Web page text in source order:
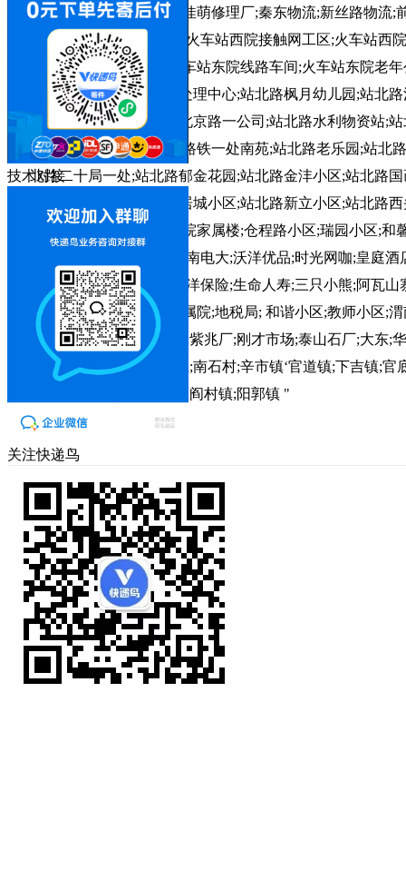
华夏修理厂;立新修理厂;佳萌修理厂;秦东物流;新丝路物流
校;金花宾馆;火车站西院;火车站西院接触网工区;火车站
应急通道;火车站东院;火车站东院线路车间;火车站东院老
三公司;站北路西边交通处理中心;站北路枫月幼儿园;站北
公才厂北院;站北路中铁北京路一公司;站北路水利物资站;
区;站北路运通花园;站北路铁一处南苑;站北路老乐园;站北
北路二十局一处;站北路郁金花园;站北路金沣小区;站北路
路工材厂子院;站北路莲居城小区;站北路新立小区;站北路
大学生洗浴;巨浪网吧;师院家属楼;仓程路小区;瑞园小区;
育馆;高管局;邮政小区;渭南电大;沃洋优品;时光网咖;皇庭
家;国税局;林业大厦;太平洋保险;生命人寿;三只小熊;阿瓦
碗;长安银行;长安银行家属院;地税局; 和谐小区;教师小区;
厂;丰达厂;汇通厂;中肯厂;紫兆厂;刚才市场;泰山石厂;大东;
小霍;大吉;宋家;楼兆;利仁;南石村;辛市镇‘官道镇;下吉镇;
镇;官路镇;孝义镇;三张镇;阎村镇;阳郭镇 "
技术对接
关注快递鸟